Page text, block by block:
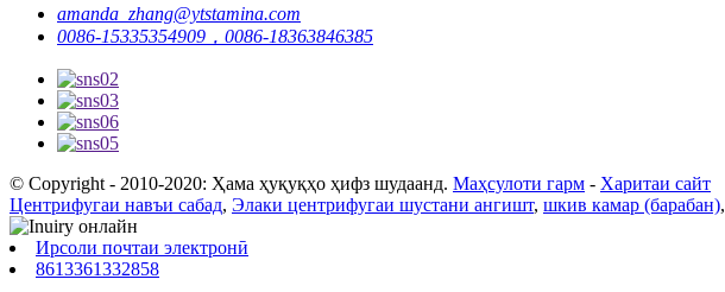
amanda_zhang@ytstamina.com
0086-15335354909，0086-18363846385
© Copyright - 2010-2020: Ҳама ҳуқуқҳо ҳифз шудаанд. Маҳсулоти гарм - Харитаи сайт
Центрифугаи навъи сабад, Элаки центрифугаи шустани ангишт, шкив камар (барабан),
Ирсоли почтаи электронӣ
8613361332858